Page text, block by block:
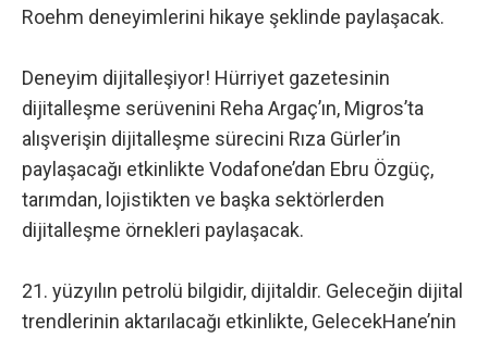
Roehm deneyimlerini hikaye şeklinde paylaşacak.
Deneyim dijitalleşiyor! Hürriyet gazetesinin
dijitalleşme serüvenini Reha Argaç’ın, Migros’ta
alışverişin dijitalleşme sürecini Rıza Gürler’in
paylaşacağı etkinlikte Vodafone’dan Ebru Özgüç,
tarımdan, lojistikten ve başka sektörlerden
dijitalleşme örnekleri paylaşacak.
21. yüzyılın petrolü bilgidir, dijitaldir. Geleceğin dijital
trendlerinin aktarılacağı etkinlikte, GelecekHane’nin